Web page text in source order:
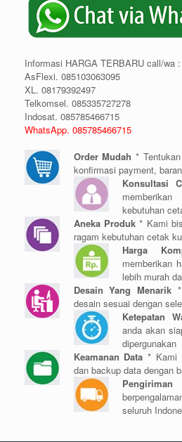
Informasi HARGA TERBARU call/wa :
AsFlexi. 085103063095
XL. 08179392497
Telkomsel. 085335727278
Indosat. 085785466715
WhatsApp. 085785466715
Order Mudah *
konfirmasi payment,
Konsultasi
kebutuhan
Aneka Produk* Kami
ragam kebutuhan cetak
Harga
memberikan
lebih murah
Desain Yang Menarik
desain sesuai dengan
Ketepatan
anda akan
dipergunakan
Keamanan Data * Kami
dan backup data dengan
Pengiriman
seluruh